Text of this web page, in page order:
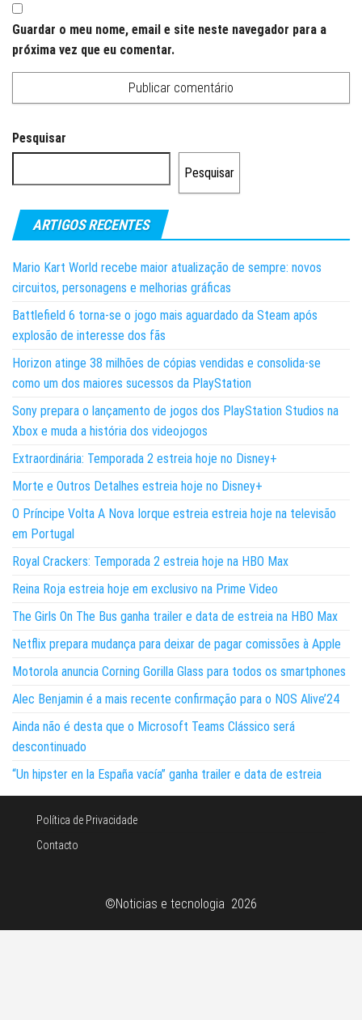
Guardar o meu nome, email e site neste navegador para a
próxima vez que eu comentar.
Pesquisar
Pesquisar
ARTIGOS RECENTES
Mario Kart World recebe maior atualização de sempre: novos
circuitos, personagens e melhorias gráficas
Battlefield 6 torna-se o jogo mais aguardado da Steam após
explosão de interesse dos fãs
Horizon atinge 38 milhões de cópias vendidas e consolida-se
como um dos maiores sucessos da PlayStation
Sony prepara o lançamento de jogos dos PlayStation Studios na
Xbox e muda a história dos videojogos
Extraordinária: Temporada 2 estreia hoje no Disney+
Morte e Outros Detalhes estreia hoje no Disney+
O Príncipe Volta A Nova Iorque estreia estreia hoje na televisão
em Portugal
Royal Crackers: Temporada 2 estreia hoje na HBO Max
Reina Roja estreia hoje em exclusivo na Prime Video
The Girls On The Bus ganha trailer e data de estreia na HBO Max
Netflix prepara mudança para deixar de pagar comissões à Apple
Motorola anuncia Corning Gorilla Glass para todos os smartphones
Alec Benjamin é a mais recente confirmação para o NOS Alive’24
Ainda não é desta que o Microsoft Teams Clássico será
descontinuado
“Un hipster en la España vacía” ganha trailer e data de estreia
Política de Privacidade
Contacto
©Noticias e tecnologia 2026